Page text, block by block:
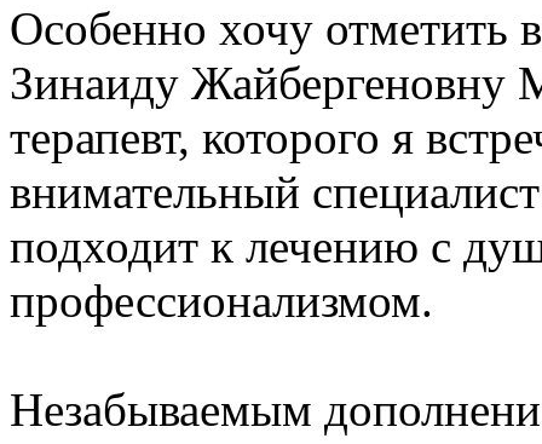
Особенно хочу отметить
Зинаиду Жайбергеновну
терапевт, которого я
внимательный
подходит к лечению с
профессионализмом.
Незабываемым